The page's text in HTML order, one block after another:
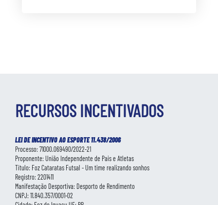
RECURSOS INCENTIVADOS
LEI DE INCENTIVO AO ESPORTE 11.438/2006
Processo: 71000.069490/2022-21
Proponente: União Independente de Pais e Atletas
Título: Foz Cataratas Futsal - Um time realizando sonhos
Registro: 2201411
Manifestação Desportiva: Desporto de Rendimento
CNPJ: 11.840.357/0001-02